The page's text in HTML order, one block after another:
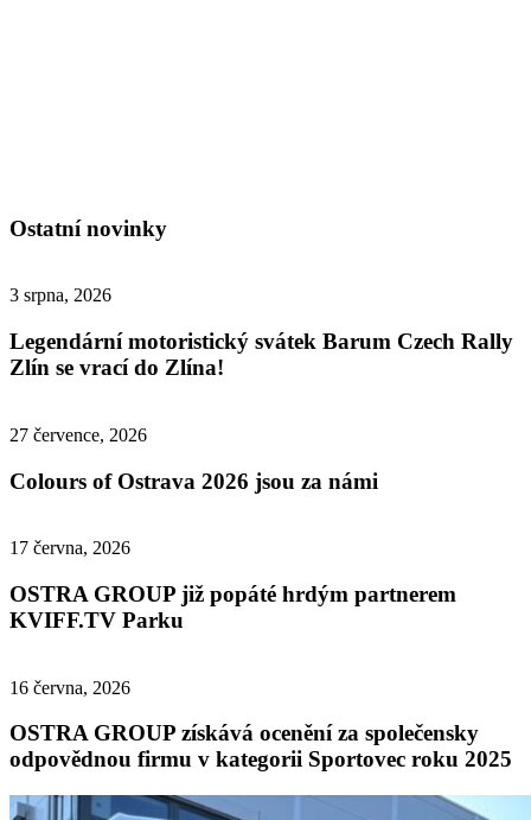
Ostatní novinky
3 srpna, 2026
Legendární motoristický svátek Barum Czech Rally
Zlín se vrací do Zlína!
27 července, 2026
Colours of Ostrava 2026 jsou za námi
17 června, 2026
OSTRA GROUP již popáté hrdým partnerem
KVIFF.TV Parku
16 června, 2026
OSTRA GROUP získává ocenění za společensky
odpovědnou firmu v kategorii Sportovec roku 2025